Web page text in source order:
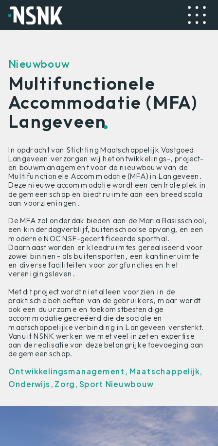
In opdracht van Stichting Maatschappelijk Vastgoed
Langeveen verzorgen wij het ontwikkelings-, project-
en bouwmanagement voor de nieuwbouw van de
Multifunctionele Accommodatie (MFA) in Langeveen.
Deze nieuwe accommodatie wordt een centrale plek in
de gemeenschap en biedt ruimte aan een breed scala
aan voorzieningen.
De MFA zal onderdak bieden aan de Maria Basisschool,
een kinderdagverblijf, buitenschoolse opvang, en een
moderne NOC NSF-gecertificeerde sporthal.
Daarnaast worden er kleedruimtes gerealiseerd voor
zowel binnen- als buitensporten, een kantineruimte
en diverse faciliteiten voor zorgfuncties en het
verenigingsleven.
Met dit project wordt niet alleen voorzien in de
praktische behoeften van de gebruikers, maar wordt
ook een duurzame en toekomstbestendige
accommodatie gecreëerd die de sociale en
maatschappelijke verbinding in Langeveen versterkt.
Vanuit NSNK werken we met veel inzet en expertise
aan de realisatie van deze belangrijke toevoeging aan
de gemeenschap.
Multifunctionele
Accommodatie (MFA)
Langeveen
.
Nieuwbouw
Ontwikkelingsmanagement, Maatschappelijk,
Onderwijs, Zorg, Sport Nieuwbouw